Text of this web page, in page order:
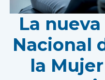
La
Nacional
la